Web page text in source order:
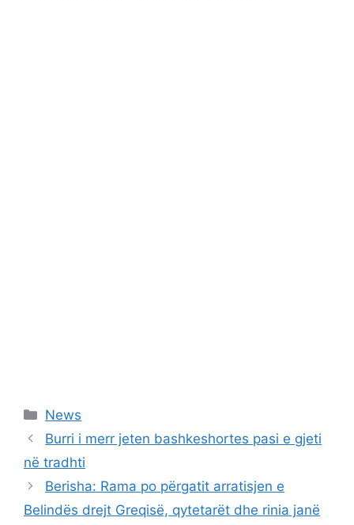
Categories
News
Burri i merr jeten bashkeshortes pasi e gjeti
në tradhti
Berisha: Rama po përgatit arratisjen e
Belindës drejt Greqisë, qytetarët dhe rinia janë